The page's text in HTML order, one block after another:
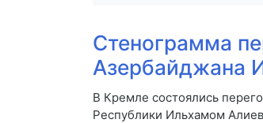
Стенограмма
Азербайджана
В Кремле состоялись
Республики Ильхамом